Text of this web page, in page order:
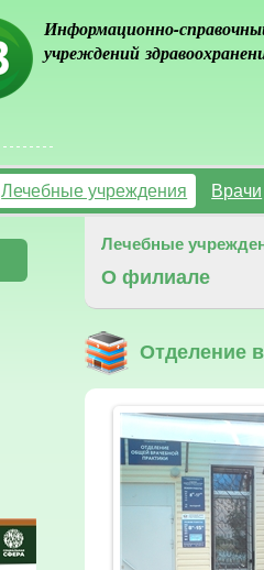
Информационно-
учреждений
Лечебные учреждения Врачи
Лечебные
О филиале
Отделение